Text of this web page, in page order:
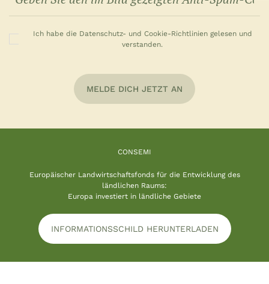
Ich habe die Datenschutz- und Cookie-Richtlinien gelesen und
verstanden.
MELDE DICH JETZT AN
CONSEMI
Europäischer Landwirtschaftsfonds für die Entwicklung des
ländlichen Raums:
Europa investiert in ländliche Gebiete
INFORMATIONSSCHILD HERUNTERLADEN